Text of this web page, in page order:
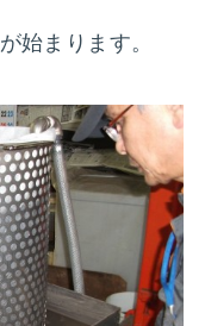
まります。